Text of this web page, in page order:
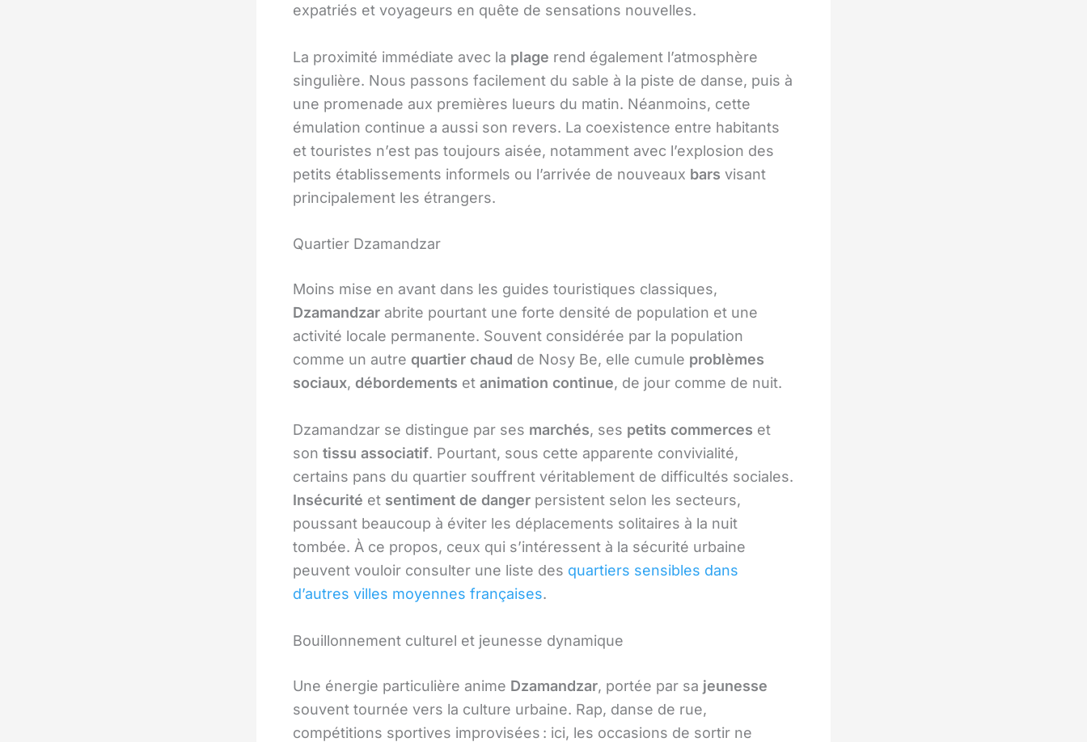
expatriés et voyageurs en quête de sensations nouvelles.
La proximité immédiate avec la plage rend également l’atmosphère
singulière. Nous passons facilement du sable à la piste de danse, puis à
une promenade aux premières lueurs du matin. Néanmoins, cette
émulation continue a aussi son revers. La coexistence entre habitants
et touristes n’est pas toujours aisée, notamment avec l’explosion des
petits établissements informels ou l’arrivée de nouveaux bars visant
principalement les étrangers.
Quartier Dzamandzar
Moins mise en avant dans les guides touristiques classiques,
Dzamandzar abrite pourtant une forte densité de population et une
activité locale permanente. Souvent considérée par la population
comme un autre quartier chaud de Nosy Be, elle cumule problèmes
sociaux, débordements et animation continue, de jour comme de nuit.
Dzamandzar se distingue par ses marchés, ses petits commerces et
son tissu associatif. Pourtant, sous cette apparente convivialité,
certains pans du quartier souffrent véritablement de difficultés sociales.
Insécurité et sentiment de danger persistent selon les secteurs,
poussant beaucoup à éviter les déplacements solitaires à la nuit
tombée. À ce propos, ceux qui s’intéressent à la sécurité urbaine
peuvent vouloir consulter une liste des quartiers sensibles dans
d’autres villes moyennes françaises.
Bouillonnement culturel et jeunesse dynamique
Une énergie particulière anime Dzamandzar, portée par sa jeunesse
souvent tournée vers la culture urbaine. Rap, danse de rue,
compétitions sportives improvisées : ici, les occasions de sortir ne